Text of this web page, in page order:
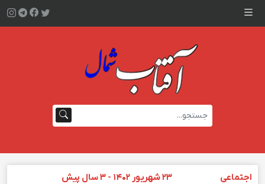
اجتماعی ۲۳ شهریور ۱۴۰۲ - ۳ سال پیش